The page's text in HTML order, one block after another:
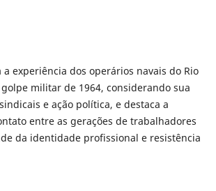
experiência dos operários navais do Rio
militar de 1964, considerando sua
e ação política, e destaca a
entre as gerações de trabalhadores
da identidade profissional e resistência